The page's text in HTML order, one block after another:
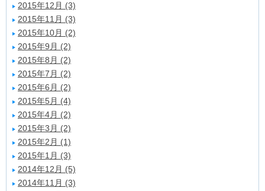
2015年12月 (3)
2015年11月 (3)
2015年10月 (2)
2015年9月 (2)
2015年8月 (2)
2015年7月 (2)
2015年6月 (2)
2015年5月 (4)
2015年4月 (2)
2015年3月 (2)
2015年2月 (1)
2015年1月 (3)
2014年12月 (5)
2014年11月 (3)